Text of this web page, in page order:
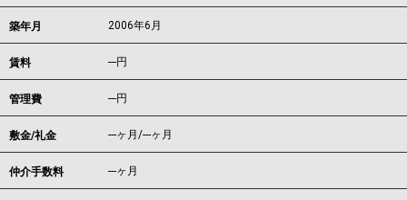
築年月 2006年6月
賃料 ---円
管理費 ---円
敷金/礼金 ---ヶ月/---ヶ月
仲介手数料 ---ヶ月